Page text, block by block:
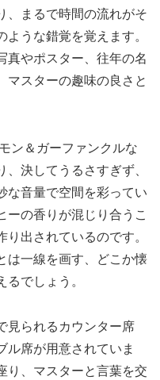
、まるで時間の流れがそ
うな錯覚を覚えます。
真やポスター、往年の名
マスターの趣味の良さと
ン＆ガーファンクルな
決してうるさすぎず、
な音量で空間を彩ってい
ーの香りが混じり合うこ
出されているのです。
は一線を画す、どこか懐
でしょう。
見られるカウンター席
ル席が用意されていま
り、マスターと言葉を交